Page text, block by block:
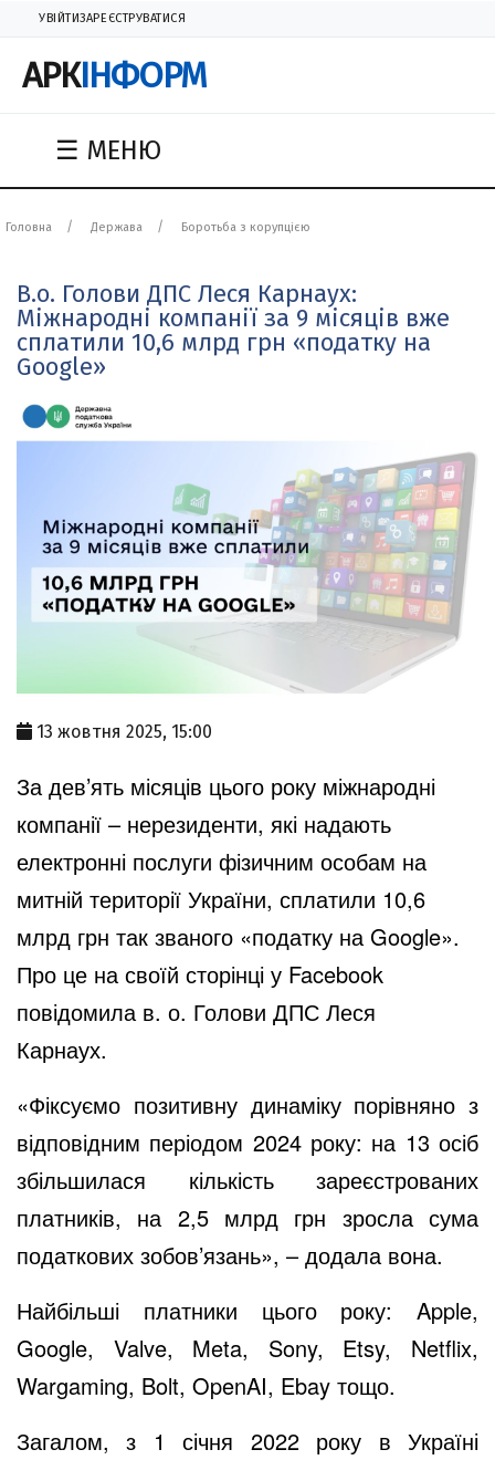
УВІЙТИЗАРЕЄСТРУВАТИСЯ
АРКІНФОРМ
☰ МЕНЮ
Головна Держава Боротьба з корупцією
В.о. Голови ДПС Леся Карнаух:
Міжнародні компанії за 9 місяців вже
сплатили 10,6 млрд грн «податку на
Google»
13 жовтня 2025, 15:00
За дев’ять місяців цього року міжнародні
компанії – нерезиденти, які надають
електронні послуги фізичним особам на
митній території України, сплатили 10,6
млрд грн так званого «податку на Google».
Про це на своїй сторінці у Facebook
повідомила в. о. Голови ДПС Леся
Карнаух.
«Фіксуємо позитивну динаміку порівняно з
відповідним періодом 2024 року: на 13 осіб
збільшилася кількість зареєстрованих
платників, на 2,5 млрд грн зросла сума
податкових зобов’язань», – додала вона.
Найбільші платники цього року: Apple,
Google, Valve, Meta, Sony, Etsy, Netflix,
Wargaming, Bolt, OpenAI, Ebay тощо.
Загалом, з 1 січня 2022 року в Україні